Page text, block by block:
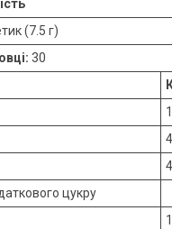
(7.5 г)
30
цукру